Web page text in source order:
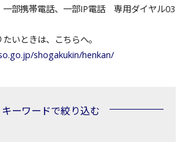
一部携帯電話、一部IP電話 専用ダイヤル03
いときは、こちらへ。
shogakukin/henkan/
キーワードで絞り込む